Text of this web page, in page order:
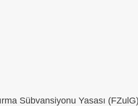
Sübvansiyonu Yasası